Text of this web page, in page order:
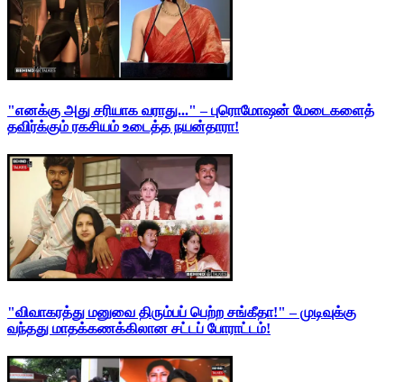
"எனக்கு அது சரியாக வராது..." – புரொமோஷன் மேடைகளைத்
தவிர்க்கும் ரகசியம் உடைத்த நயன்தாரா!
"விவாகரத்து மனுவை திரும்பப் பெற்ற சங்கீதா!" – முடிவுக்கு
வந்தது மாதக்கணக்கிலான சட்டப் போராட்டம்!